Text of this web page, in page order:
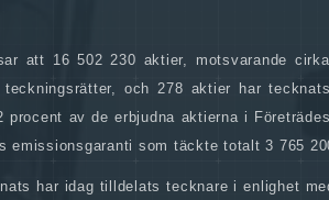
att 16 502 230 aktier, motsvarande
och 278 aktier har
procent av de erbjudna aktierna i
emissionsgaranti som täckte totalt 3 765
har idag tilldelats tecknare i enlighet